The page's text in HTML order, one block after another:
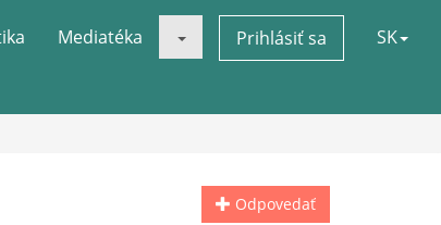
Mediatéka Prihlásiť sa SK
Odpovedať